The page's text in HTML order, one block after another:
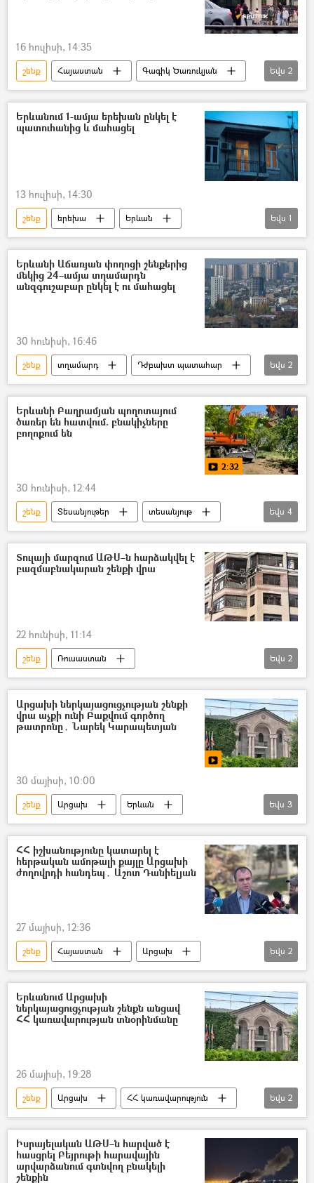
16 հուլիսի, 14:35
շենք Հայաստան
Գագիկ Ծառուկյան
մարզասրահ
Երևանի քաղաքապետարան
Եվս 2
Երևանում 1-ամյա երեխան ընկել է
պատուհանից և մահացել
13 հուլիսի, 14:30
շենք երեխա
Երևան
պատուհան
Մահ
Եվս 1
Երևանի Աճառյան փողոցի շենքերից
մեկից 24–ամյա տղամարդն
անզգուշաբար ընկել է ու մահացել
30 հունիսի, 16:46
շենք տղամարդ
Դժբախտ պատահար
Մահ
Երևան
Եվս 2
Երևանի Բաղրամյան պողոտայում
ծառեր են հատվում. բնակիչները
բողոքում են
2:32
30 հունիսի, 12:44
շենք Տեսանյութեր
տեսանյութ
Երևան
Բողոքի ակցիա
ծառահատում
բազմաբնակարան շենք
Եվս 4
Տուլայի մարզում ԱԹՍ–ն հարձակվել է
բազմաբնակարան շենքի վրա
22 հունիսի, 11:14
շենք
Ռուսաստան
անօդաչու թռչող սարք (ԱԹՍ)
Տուլա
Եվս 2
Արցախի ներկայացուցչության շենքի
վրա աչքի ունի Բաքվում գործող
թատրոնը․ Նարեկ Կարապետյան
30 մայիսի, 10:00
շենք Արցախ
Երևան
Ադրբեջան
հայ-ադրբեջանական
Նարեկ Կարապետյան
«Ուժեղ Հայաստան» կուսակցություն
Եվս 3
ՀՀ իշխանությունը կատարել է
հերթական ամոթալի քայլը Արցախի
ժողովրդի հանդեպ․ Աշոտ Դանիելյան
27 մայիսի, 12:36
շենք Հայաստան
Արցախ
Աշոտ Դանիելյան
Արցախի մշտական ներկայացուցչություն
Եվս 2
Երևանում Արցախի
ներկայացուցչության շենքն անցավ
ՀՀ կառավարության տնօրինմանը
26 մայիսի, 19:28
շենք Արցախ
ՀՀ կառավարություն
Ռոման Երիցյան
Արցախի ներկայացուցչության շենք
Եվս 2
Իսրայելական ԱԹՍ–ն հարված է
հասցրել Բեյրութի հարավային
արվարձանում գտնվող բնակելի
շենքին